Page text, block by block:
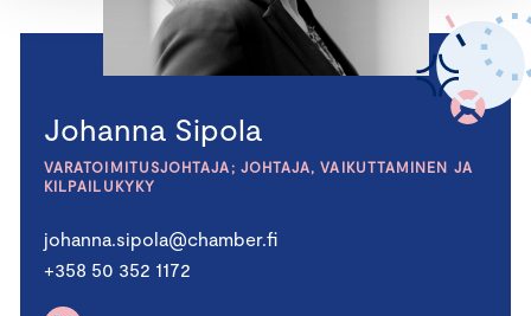
Johanna Sipola
VARATOIMITUSJOHTAJA; JOHTAJA, VAIKUTTAMINEN JA
KILPAILUKYKY
johanna.sipola@chamber.fi
+358 50 352 1172